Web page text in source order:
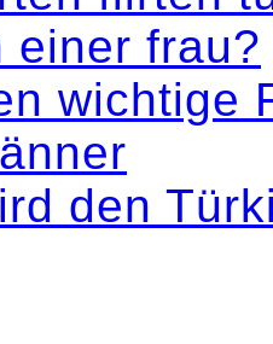
einer frau?
wichtige
den